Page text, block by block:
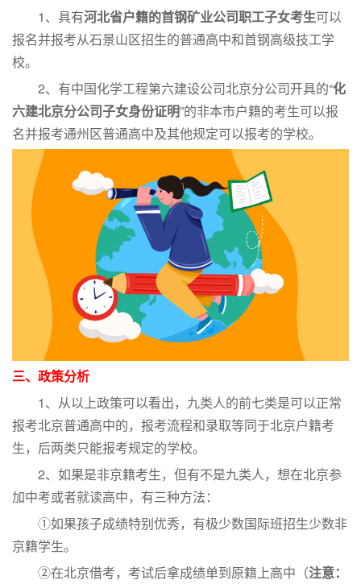
1、具有河北省户籍的首钢矿业公司职工子女考生可以
报名并报考从石景山区招生的普通高中和首钢高级技工学
校。
2、有中国化学工程第六建设公司北京分公司开具的“化
六建北京分公司子女身份证明”的非本市户籍的考生可以报
名并报考通州区普通高中及其他规定可以报考的学校。
三、政策分析
1、从以上政策可以看出，九类人的前七类是可以正常
报考北京普通高中的，报考流程和录取等同于北京户籍考
生，后两类只能报考规定的学校。
2、如果是非京籍考生，但有不是九类人，想在北京参
加中考或者就读高中，有三种方法：
①如果孩子成绩特别优秀，有极少数国际班招生少数非
京籍学生。
②在北京借考，考试后拿成绩单到原籍上高中（注意：